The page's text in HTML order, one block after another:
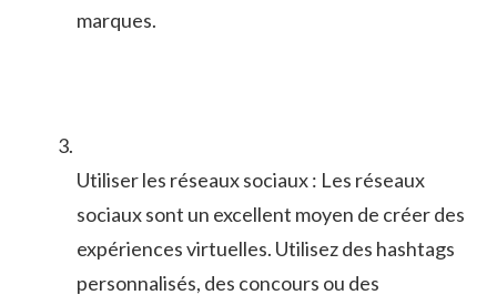
marques.
Utiliser les réseaux sociaux : Les réseaux
sociaux sont un excellent moyen⁤ de créer des
expériences virtuelles. Utilisez des hashtags
⁤personnalisés, des concours ou‌ des